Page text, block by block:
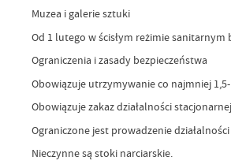
Muzea i galerie sztuki
Od 1 lutego w ścisłym reżimie sanitarnym
Ograniczenia i zasady bezpieczeństwa
Obowiązuje utrzymywanie co najmniej
Obowiązuje zakaz działalności
Ograniczone jest prowadzenie
Nieczynne są stoki narciarskie.